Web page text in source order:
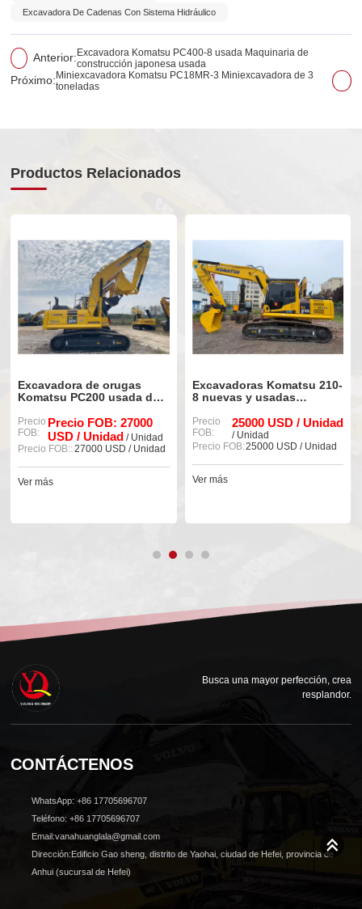
Excavadora De Cadenas Con Sistema Hidráulico
Anterior:Excavadora Komatsu PC400-8 usada Maquinaria de
construcción japonesa usada
Próximo:Miniexcavadora Komatsu PC18MR-3 Miniexcavadora de 3
toneladas
Productos Relacionados
Excavadora de orugas
Komatsu PC200 usada de
Precio
FOB:
Precio FOB: 27000
USD / Unidad / Unidad
Precio FOB::27000 USD / Unidad
Ver más
Excavadoras Komatsu 210-
8 nuevas y usadas
Precio
FOB:
25000 USD / Unidad
/ Unidad
Precio FOB:25000 USD / Unidad
Ver más
Busca una mayor perfección, crea
resplandor.
CONTÁCTENOS
WhatsApp: +86 17705696707
Teléfono: +86 17705696707
Email:vanahuanglala@gmail.com
Dirección:Edificio Gao sheng, distrito de Yaohai, ciudad de Hefei, provincia de
Anhui (sucursal de Hefei)